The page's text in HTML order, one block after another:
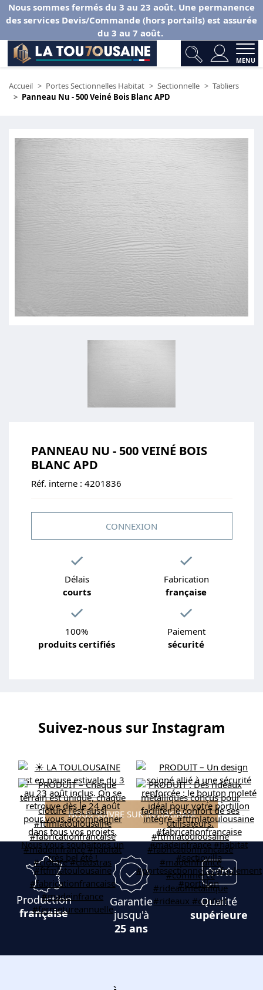
Nous sommes fermés du 3 au 23 août. Une permanence
des services Devis/Commande (hors portails) est assurée
du 3 au 7 août.
MENU
Accueil Portes Sectionnelles Habitat Sectionnelle
Tabliers
Panneau Nu - 500 Veiné Bois Blanc APD
PANNEAU NU - 500 VEINÉ BOIS
BLANC APD
Réf. interne : 4201836
CONNEXION
Délais
courts
Fabrication
française
100%
produits certifiés
Paiement
sécurité
Suivez-nous sur Instagram
NOUS SUIVRE SUR INSTAGRAM
Production
française
Garantie
jusqu'à
25 ans
Qualité
supérieure